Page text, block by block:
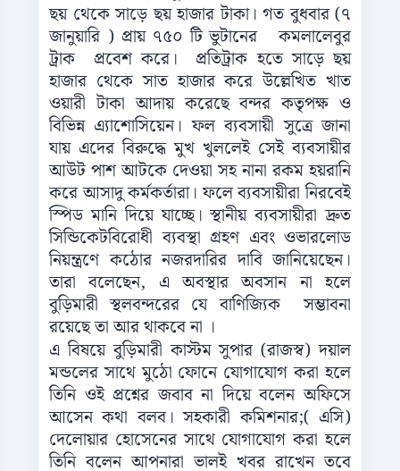
ছয় থেকে সাড়ে ছয় হাজার টাকা। গত বুধবার (৭
জানুয়ারি ) প্রায় ৭৫০ টি ভুটানের কমলালেবুর
ট্রাক প্রবেশ করে। প্রতিট্রাক হতে সাড়ে ছয়
হাজার থেকে সাত হাজার করে উল্লেখিত খাত
ওয়ারী টাকা আদায় করেছে বন্দর কতৃপক্ষ ও
বিভিন্ন এ্যাশোসিয়েন। ফল ব্যবসায়ী সুত্রে জানা
যায় এদের বিরুদ্ধে মুখ খুললেই সেই ব্যবসায়ীর
আউট পাশ আটকে দেওয়া সহ নানা রকম হয়রানি
করে আসাদু কর্মকর্তারা। ফলে ব্যবসায়ীরা নিরবেই
স্পিড মানি দিয়ে যাচ্ছে। স্থানীয় ব্যবসায়ীরা দ্রুত
সিন্ডিকেটবিরোধী ব্যবস্থা গ্রহণ এবং ওভারলোড
নিয়ন্ত্রণে কঠোর নজরদারির দাবি জানিয়েছেন।
তারা বলেছেন, এ অবস্থার অবসান না হলে
বুড়িমারী স্থলবন্দরের যে বাণিজ্যিক সম্ভাবনা
রয়েছে তা আর থাকবে না ।
এ বিষয়ে বুড়িমারী কাস্টম সুপার (রাজস্ব) দয়াল
মন্ডলের সাথে মুঠো ফোনে যোগাযোগ করা হলে
তিনি ওই প্রশ্নের জবাব না দিয়ে বলেন অফিসে
আসেন কথা বলব। সহকারী কমিশনার;( এসি)
দেলোয়ার হোসেনের সাথে যোগাযোগ করা হলে
তিনি বলেন আপনারা ভালই খবর রাখেন তবে